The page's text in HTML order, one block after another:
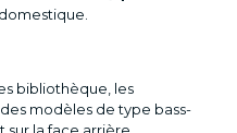
bibliothèque, les
modèles de type bass-